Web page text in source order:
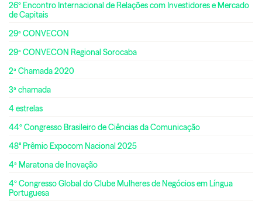
26º Encontro Internacional de Relações com Investidores e Mercado
de Capitais
29ª CONVECON
29ª CONVECON Regional Sorocaba
2ª Chamada 2020
3ª chamada
4 estrelas
44º Congresso Brasileiro de Ciências da Comunicação
48° Prêmio Expocom Nacional 2025
4ª Maratona de Inovação
4º Congresso Global do Clube Mulheres de Negócios em Língua
Portuguesa